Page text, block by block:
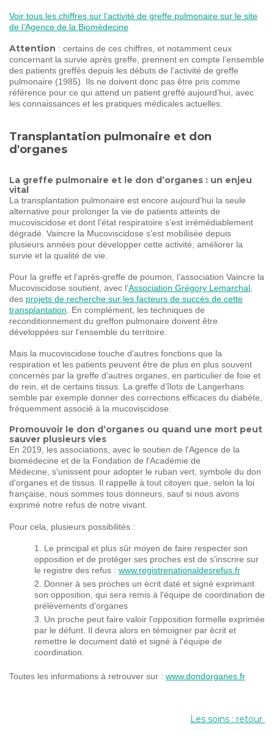
Voir tous les chiffres sur l’activité de greffe pulmonaire sur le site
de l’Agence de la Biomédecine
Attention : certains de ces chiffres, et notamment ceux
concernant la survie après greffe, prennent en compte l’ensemble
des patients greffés depuis les débuts de l’activité de greffe
pulmonaire (1985). Ils ne doivent donc pas être pris comme
référence pour ce qui attend un patient greffé aujourd’hui, avec
les connaissances et les pratiques médicales actuelles.
Transplantation pulmonaire et don
d'organes
La greffe pulmonaire et le don d’organes : un enjeu
vital
La transplantation pulmonaire est encore aujourd’hui la seule
alternative pour prolonger la vie de patients atteints de
mucoviscidose et dont l’état respiratoire s’est irrémédiablement
dégradé. Vaincre la Mucoviscidose s’est mobilisée depuis
plusieurs années pour développer cette activité, améliorer la
survie et la qualité de vie.
Pour la greffe et l’après-greffe de poumon, l’association Vaincre la
Mucoviscidose soutient, avec l’Association Grégory Lemarchal
des projets de recherche sur les facteurs de succès de cette
transplantation . En complément, les techniques de
reconditionnement du greffon pulmonaire doivent être
développées sur l’ensemble du territoire.
Mais la mucoviscidose touche d’autres fonctions que la
respiration et les patients peuvent être de plus en plus souvent
concernés par la greffe d’autres organes, en particulier de foie et
de rein, et de certains tissus. La greffe d’îlots de Langerhans
semble par exemple donner des corrections efficaces du diabète,
fréquemment associé à la mucoviscidose.
Promouvoir le don d’organes ou quand une mort peut
sauver plusieurs vies
En 2019, les associations, avec le soutien de l'Agence de la
biomédecine et de la Fondation de l'Académie de
Médecine, s'unissent pour adopter le ruban vert, symbole du don
d'organes et de tissus. Il rappelle à tout citoyen que, selon la loi
française, nous sommes tous donneurs, sauf si nous avons
exprimé notre refus de notre vivant.
Pour cela, plusieurs possibilités :
Le principal et plus sûr moyen de faire respecter son
opposition et de protéger ses proches est de s'inscrire sur
le registre des refus : www.registrenationaldesrefus.fr
Donner à ses proches un écrit daté et signé exprimant
son opposition, qui sera remis à l'équipe de coordination de
prélèvements d'organes
Un proche peut faire valoir l'opposition formelle exprimée
par le défunt. Il devra alors en témoigner par écrit et
remettre le document daté et signé à l'équipe de
coordination.
Toutes les informations à retrouver sur : www.dondorganes.fr
Les soins : retour